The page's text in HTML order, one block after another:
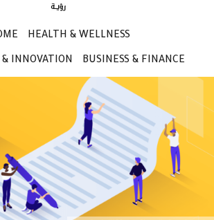
HEALTH & WELLNESS
& INNOVATION BUSINESS & FINANCE